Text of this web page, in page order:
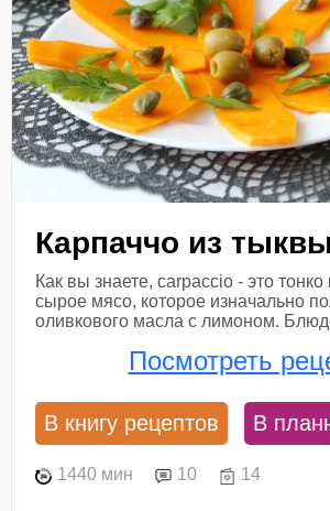
Карпаччо из тыквы
Как вы знаете, carpaccio - это
сырое мясо, которое изначально
оливкового масла с лимоном.
Посмотреть
В книгу рецептов В
1440 мин 10 14